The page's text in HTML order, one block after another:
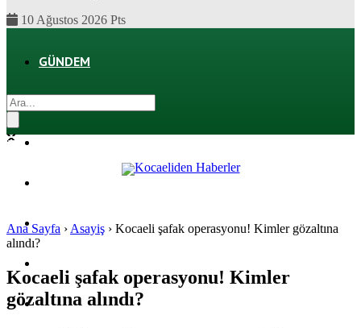
10 Ağustos 2026 Pts
GÜNDEM
SPOR
SAĞLIK
Ana Sayfa › Asayiş › Kocaeli şafak operasyonu! Kimler gözaltına
alındı?
Kocaeli şafak operasyonu! Kimler
gözaltına alındı?